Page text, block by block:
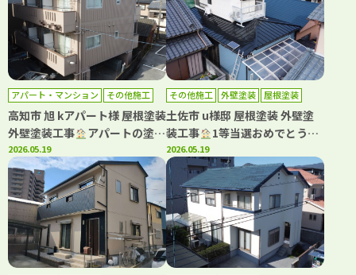
アパート・マンション
その他施工
外壁塗装
屋根塗装 防水工事
高知市 旭 kアパート様 屋根塗装
外壁塗装工事
アパートの塗
装・防水工事もおまかせ(^^)
2026.05.19
その他施工 外壁塗装 屋根塗装
土佐市 u様邸 屋根塗装 外壁塗
装工事
1等当選おめでとうご
ざいます
2026.05.19